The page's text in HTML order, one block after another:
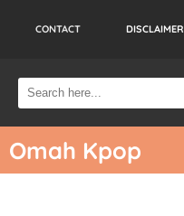
CONTACT DISCLAIMER
Omah Kpop